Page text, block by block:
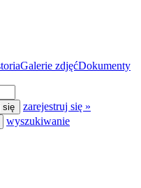
Galerie zdjęćDokumenty
zarejestruj się »
wyszukiwanie